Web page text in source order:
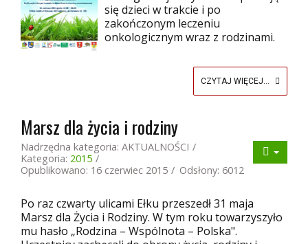
się dzieci w trakcie i po
zakończonym leczeniu
onkologicznym wraz z rodzinami.
CZYTAJ WIĘCEJ...
Marsz dla życia i rodziny
Nadrzędna kategoria: AKTUALNOŚCI
Kategoria: 2015
Opublikowano: 16 czerwiec 2015
Odsłony: 6012
Po raz czwarty ulicami Ełku przeszedł 31 maja
Marsz dla Życia i Rodziny. W tym roku towarzyszyło
mu hasło „Rodzina – Wspólnota – Polska".